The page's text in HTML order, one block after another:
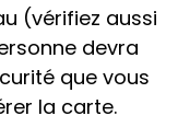
(vérifiez aussi
devra
que vous
la carte.